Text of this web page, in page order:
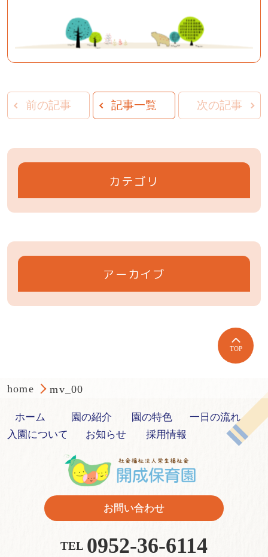
前の記事 記事一覧 次の記事
カテゴリ
アーカイブ
TOP
home mv_00
ホーム 園の紹介 園の特色
一日の流れ
入園について
お知らせ 採用情報
お問い合わせ
TEL 0952-36-6114